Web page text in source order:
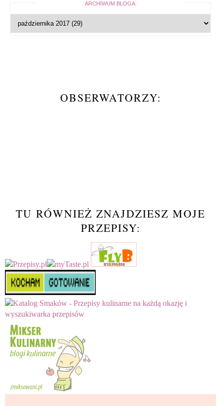
ARCHIWUM BLOGA:
OBSERWATORZY:
TU RÓWNIEŻ ZNAJDZIESZ MOJE
PRZEPISY: